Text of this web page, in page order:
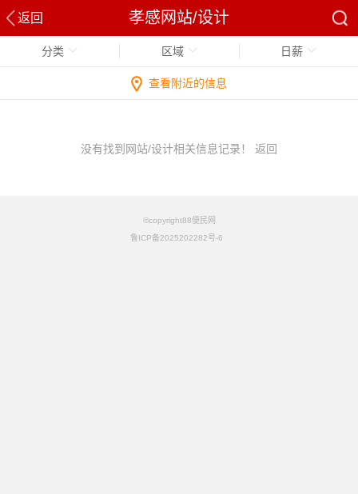
返回 孝感网站/设计
分类 区域 日薪
查看附近的信息
没有找到网站/设计相关信息记录！ 返回
©copyright88便民网
鲁ICP备2025202282号-6